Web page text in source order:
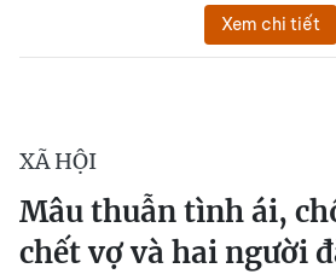
Xem chi tiết
XÃ HỘI
Mâu thuẫn tình ái,
chết vợ và hai người